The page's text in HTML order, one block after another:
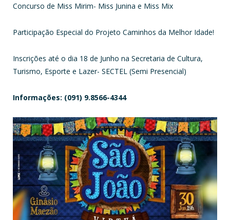
Concurso de Miss Mirim- Miss Junina e Miss Mix
Participação Especial do Projeto Caminhos da Melhor Idade!
Inscrições até o dia 18 de Junho na Secretaria de Cultura,
Turismo, Esporte e Lazer- SECTEL (Semi Presencial)
Informações: (091) 9.8566-4344